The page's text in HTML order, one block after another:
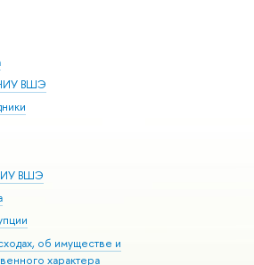
НИУ ВШЭ
ВШЭ
об имуществе и
характера